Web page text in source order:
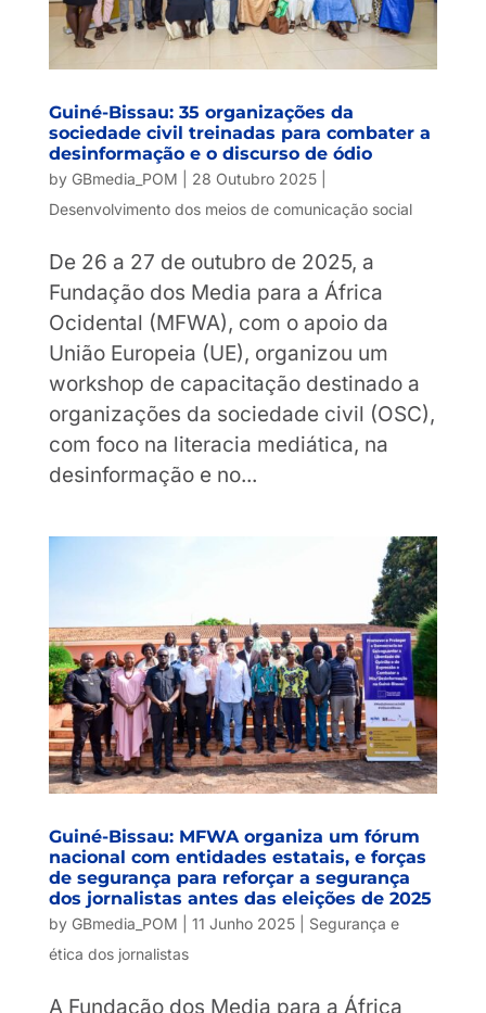
Guiné-Bissau: 35 organizações da
sociedade civil treinadas para combater a
desinformação e o discurso de ódio
by GBmedia_POM 28 Outubro 2025|
Desenvolvimento dos meios de comunicação social
De 26 a 27 de outubro de 2025, a
Fundação dos Media para a África
Ocidental (MFWA), com o apoio da
União Europeia (UE), organizou um
workshop de capacitação destinado a
organizações da sociedade civil (OSC),
com foco na literacia mediática, na
desinformação e no...
Guiné-Bissau: MFWA organiza um fórum
nacional com entidades estatais, e forças
de segurança para reforçar a segurança
dos jornalistas antes das eleições de 2025
by GBmedia_POM 11 Junho 2025| Segurança e
ética dos jornalistas
A Fundação dos Media para a África